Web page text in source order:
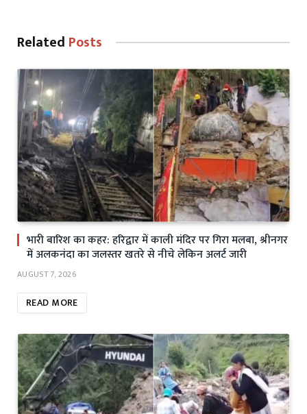
Related Posts
भारी बारिश का कहर: हरिद्वार में काली मंदिर पर गिरा मलबा, श्रीनगर
में अलकनंदा का जलस्तर खतरे से नीचे लेकिन अलर्ट जारी
AUGUST 7, 2026
READ MORE